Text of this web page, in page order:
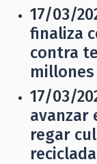
17/03/
finaliza
contra
millones
17/03/
avanzar
regar
reciclada